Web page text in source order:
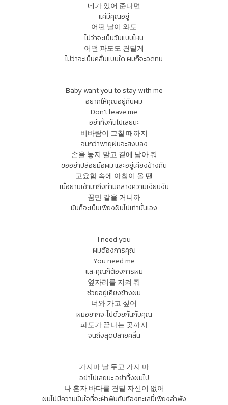
네가 있어 준다면
แค่มีคุณอยู่
어떤 날이 와도
ไม่ว่าจะเป็นวันแบบไหน
어떤 파도도 견딜게
ไม่ว่าจะเป็นคลื่นแบบใด ผมก็จะอดทน
Baby want you to stay with me
อยากให้คุณอยู่กับผม
Don't leave me
อย่าทิ้งกันไปเลยนะ
비바람이 그칠 때까지
จนกว่าพายุฝนจะสงบลง
손을 놓지 말고 곁에 남아 줘
ขออย่าปล่อยมือผม และอยู่เคียงข้างกัน
고요함 속에 아침이 올 땐
เมื่อยามเช้ามาถึงท่ามกลางความเงียบงัน
꿈만 같을 거니까
มันก็จะเป็นเพียงฝันไปเท่านั้นเอง
I need you
ผมต้องการคุณ
You need me
และคุณก็ต้องการผม
옆자리를 지켜 줘
ช่วยอยู่เคียงข้างผม
너와 가고 싶어
ผมอยากจะไปด้วยกันกับคุณ
파도가 끝나는 곳까지
จนถึงสุดปลายคลื่น
가지마 날 두고 가지 마
อย่าไปเลยนะ อย่าทิ้งผมไป
나 혼자 바다를 견딜 자신이 없어
ผมไม่มีความมั่นใจที่จะฝ่าฟันกับท้องทะเลนี้เพียงลำพัง